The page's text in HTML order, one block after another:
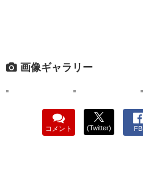
画像ギャラリー
コメント (Twitter) FB